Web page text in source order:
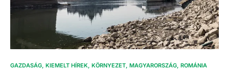
GAZDASÁG KIEMELT HÍREK KÖRNYEZET MAGYARORSZÁG ROMÁNIA